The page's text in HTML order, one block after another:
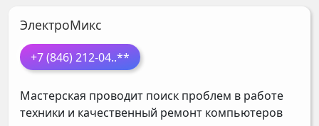
ЭлектроМикс
+7 (846) 212-04..**
Мастерская проводит поиск проблем в работе
техники и качественный ремонт компьютеров